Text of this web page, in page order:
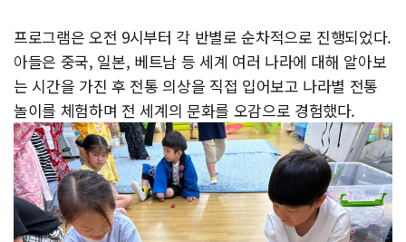
프로그램은 오전 9시부터 각 반별로 순차적으로 진행되었다.
아들은 중국, 일본, 베트남 등 세계 여러 나라에 대해 알아보
는 시간을 가진 후 전통 의상을 직접 입어보고 나라별 전통
놀이를 체험하며 전 세계의 문화를 오감으로 경험했다.